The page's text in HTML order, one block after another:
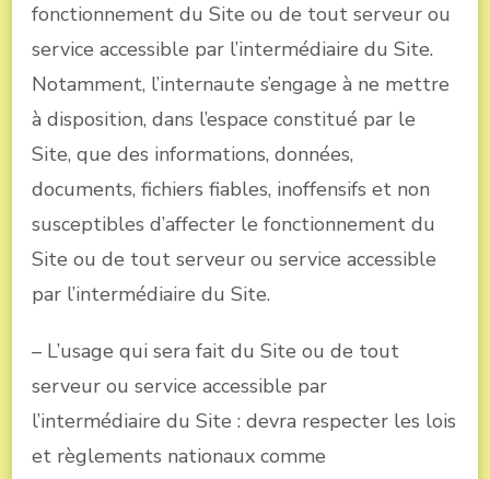
fonctionnement du Site ou de tout serveur ou
service accessible par l’intermédiaire du Site.
Notamment, l’internaute s’engage à ne mettre
à disposition, dans l’espace constitué par le
Site, que des informations, données,
documents, fichiers fiables, inoffensifs et non
susceptibles d’affecter le fonctionnement du
Site ou de tout serveur ou service accessible
par l’intermédiaire du Site.
– L’usage qui sera fait du Site ou de tout
serveur ou service accessible par
l’intermédiaire du Site : devra respecter les lois
et règlements nationaux comme